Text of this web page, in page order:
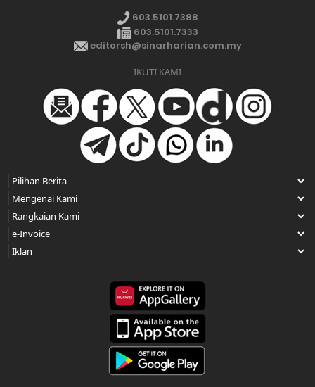
603.5101.7388
603.5101.7333
editorsh@sinarharian.com.my
IKUTI KAMI